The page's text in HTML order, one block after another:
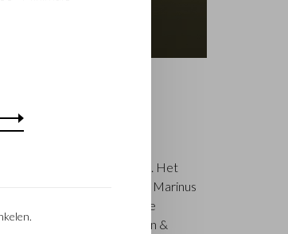
ontwerpt en vervaardigt. Het
Castelijn en leerstanser Marinus
Inmiddels staat de 3e
het roer en geniet Castelijn &